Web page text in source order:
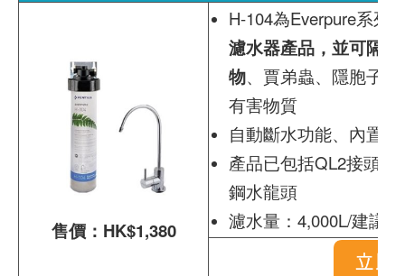
售價：HK$1,380
H-104為Everpure系列
濾水器產品，並可隔
物、賈弟蟲、隱胞子
有害物質
自動斷水功能、內置
產品已包括QL2接頭 +
鋼水龍頭
濾水量：4,000L/建議